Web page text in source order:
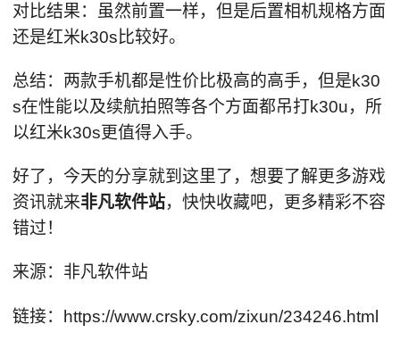
对比结果：虽然前置一样，但是后置相机规格方面
还是红米k30s比较好。
总结：两款手机都是性价比极高的高手，但是k30
s在性能以及续航拍照等各个方面都吊打k30u，所
以红米k30s更值得入手。
好了，今天的分享就到这里了，想要了解更多游戏
资讯就来非凡软件站，快快收藏吧，更多精彩不容
错过！
来源：非凡软件站
链接：https://www.crsky.com/zixun/234246.html